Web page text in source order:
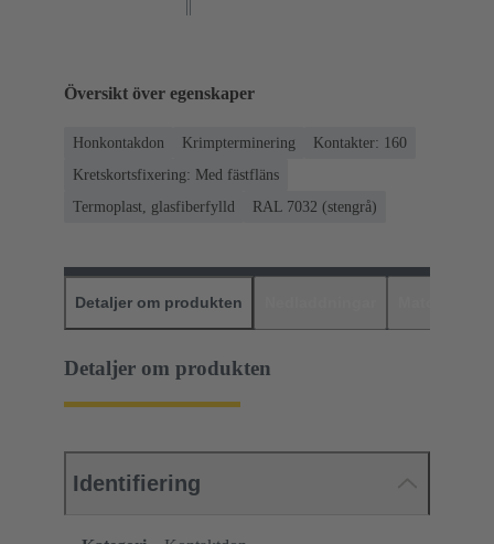
Översikt över egenskaper
Honkontakdon Krimpterminering
Kontakter: 160
Kretskortsfixering: Med fästfläns
Termoplast, glasfiberfylld
RAL 7032 (stengrå)
Detaljer om produkten
Detaljer om produkten
Identifiering